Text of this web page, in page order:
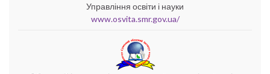
Управління освіти і науки
www.osvita.smr.gov.ua/